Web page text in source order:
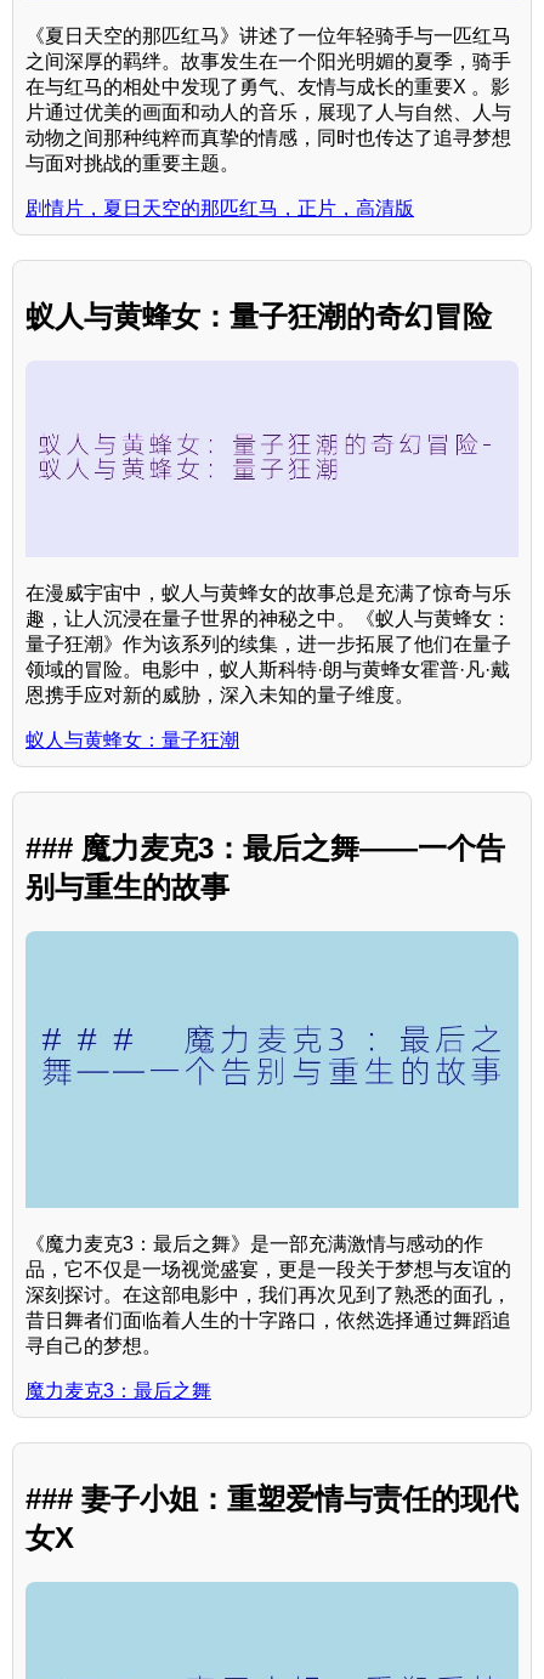
《夏日天空的那匹红马》讲述了一位年轻骑手与一匹红马
之间深厚的羁绊。故事发生在一个阳光明媚的夏季，骑手
在与红马的相处中发现了勇气、友情与成长的重要X 。影
片通过优美的画面和动人的音乐，展现了人与自然、人与
动物之间那种纯粹而真挚的情感，同时也传达了追寻梦想
与面对挑战的重要主题。
剧情片，夏日天空的那匹红马，正片，高清版
蚁人与黄蜂女：量子狂潮的奇幻冒险
在漫威宇宙中，蚁人与黄蜂女的故事总是充满了惊奇与乐
趣，让人沉浸在量子世界的神秘之中。《蚁人与黄蜂女：
量子狂潮》作为该系列的续集，进一步拓展了他们在量子
领域的冒险。电影中，蚁人斯科特·朗与黄蜂女霍普·凡·戴
恩携手应对新的威胁，深入未知的量子维度。
蚁人与黄蜂女：量子狂潮
### 魔力麦克3：最后之舞——一个告
别与重生的故事
《魔力麦克3：最后之舞》是一部充满激情与感动的作
品，它不仅是一场视觉盛宴，更是一段关于梦想与友谊的
深刻探讨。在这部电影中，我们再次见到了熟悉的面孔，
昔日舞者们面临着人生的十字路口，依然选择通过舞蹈追
寻自己的梦想。
魔力麦克3：最后之舞
### 妻子小姐：重塑爱情与责任的现代
女X